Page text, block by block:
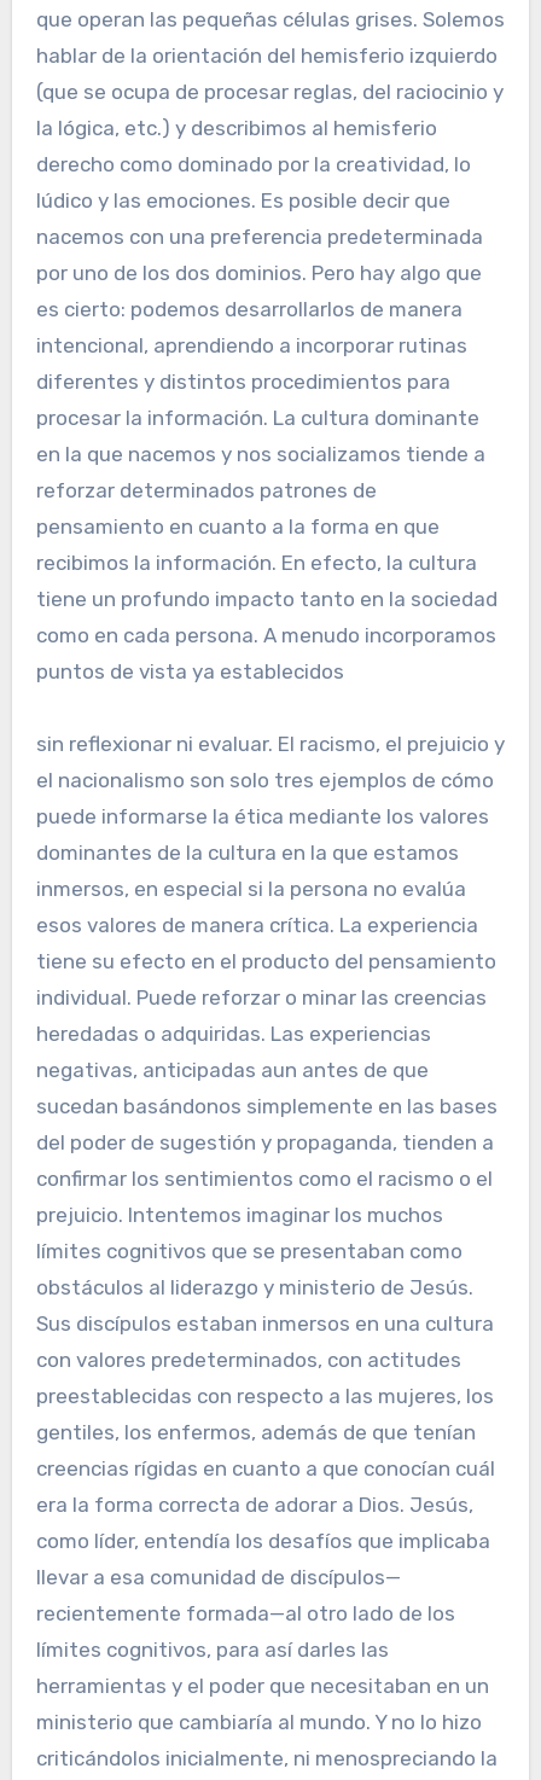
que operan las pequeñas células grises. Solemos
hablar de la orientación del hemisferio izquierdo
(que se ocupa de procesar reglas, del raciocinio y
la lógica, etc.) y describimos al hemisferio
derecho como dominado por la creatividad, lo
lúdico y las emociones. Es posible decir que
nacemos con una preferencia predeterminada
por uno de los dos dominios. Pero hay algo que
es cierto: podemos desarrollarlos de manera
intencional, aprendiendo a incorporar rutinas
diferentes y distintos procedimientos para
procesar la información. La cultura dominante
en la que nacemos y nos socializamos tiende a
reforzar determinados patrones de
pensamiento en cuanto a la forma en que
recibimos la información. En efecto, la cultura
tiene un profundo impacto tanto en la sociedad
como en cada persona. A menudo incorporamos
puntos de vista ya establecidos
sin reflexionar ni evaluar. El racismo, el prejuicio y
el nacionalismo son solo tres ejemplos de cómo
puede informarse la ética mediante los valores
dominantes de la cultura en la que estamos
inmersos, en especial si la persona no evalúa
esos valores de manera crítica. La experiencia
tiene su efecto en el producto del pensamiento
individual. Puede reforzar o minar las creencias
heredadas o adquiridas. Las experiencias
negativas, anticipadas aun antes de que
sucedan basándonos simplemente en las bases
del poder de sugestión y propaganda, tienden a
confirmar los sentimientos como el racismo o el
prejuicio. Intentemos imaginar los muchos
límites cognitivos que se presentaban como
obstáculos al liderazgo y ministerio de Jesús.
Sus discípulos estaban inmersos en una cultura
con valores predeterminados, con actitudes
preestablecidas con respecto a las mujeres, los
gentiles, los enfermos, además de que tenían
creencias rígidas en cuanto a que conocían cuál
era la forma correcta de adorar a Dios. Jesús,
como líder, entendía los desafíos que implicaba
llevar a esa comunidad de discípulos—
recientemente formada—al otro lado de los
límites cognitivos, para así darles las
herramientas y el poder que necesitaban en un
ministerio que cambiaría al mundo. Y no lo hizo
criticándolos inicialmente, ni menospreciando la